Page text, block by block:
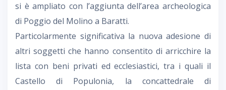
si è ampliato con l’aggiunta dell’area archeologica
di Poggio del Molino a Baratti.
Particolarmente significativa la nuova adesione di
altri soggetti che hanno consentito di arricchire la
lista con beni privati ed ecclesiastici, tra i quali il
Castello di Populonia, la concattedrale di